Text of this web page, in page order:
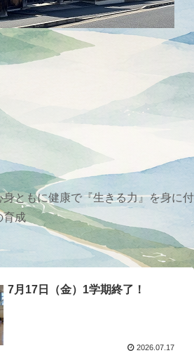
ともに健康で『生きる力』を身に付
育成
7月17日（金）1学期終了！
2026.07.17